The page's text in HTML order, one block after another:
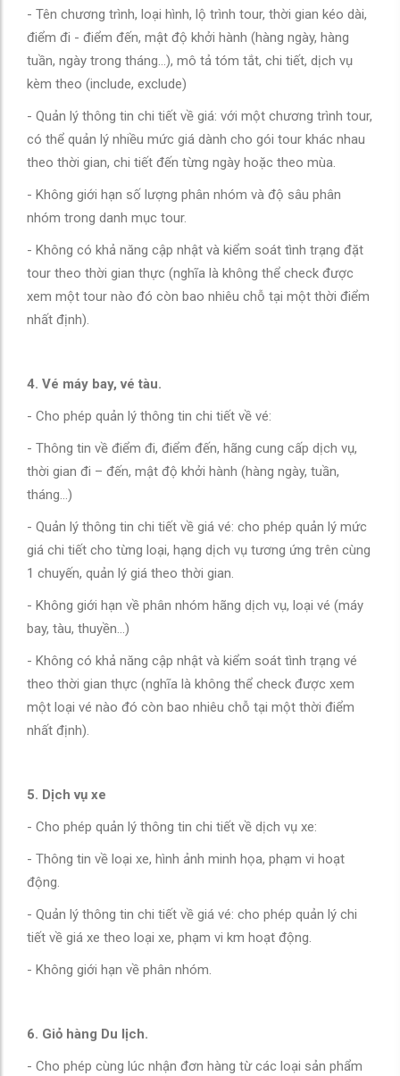
- Tên chương trình, loại hình, lộ trình tour, thời gian kéo dài,
điểm đi - điểm đến, mật độ khởi hành (hàng ngày, hàng
tuần, ngày trong tháng…), mô tả tóm tắt, chi tiết, dịch vụ
kèm theo (include, exclude)
- Quản lý thông tin chi tiết về giá: với một chương trình tour,
có thể quản lý nhiều mức giá dành cho gói tour khác nhau
theo thời gian, chi tiết đến từng ngày hoặc theo mùa.
- Không giới hạn số lượng phân nhóm và độ sâu phân
nhóm trong danh mục tour.
- Không có khả năng cập nhật và kiểm soát tình trạng đặt
tour theo thời gian thực (nghĩa là không thể check được
xem một tour nào đó còn bao nhiêu chỗ tại một thời điểm
nhất định).
4. Vé máy bay, vé tàu.
- Cho phép quản lý thông tin chi tiết về vé:
- Thông tin về điểm đi, điểm đến, hãng cung cấp dịch vụ,
thời gian đi – đến, mật độ khởi hành (hàng ngày, tuần,
tháng…)
- Quản lý thông tin chi tiết về giá vé: cho phép quản lý mức
giá chi tiết cho từng loại, hạng dịch vụ tương ứng trên cùng
1 chuyến, quản lý giá theo thời gian.
- Không giới hạn về phân nhóm hãng dịch vụ, loại vé (máy
bay, tàu, thuyền…)
- Không có khả năng cập nhật và kiểm soát tình trạng vé
theo thời gian thực (nghĩa là không thể check được xem
một loại vé nào đó còn bao nhiêu chỗ tại một thời điểm
nhất định).
5. Dịch vụ xe
- Cho phép quản lý thông tin chi tiết về dịch vụ xe:
- Thông tin về loại xe, hình ảnh minh họa, phạm vi hoạt
động.
- Quản lý thông tin chi tiết về giá vé: cho phép quản lý chi
tiết về giá xe theo loại xe, phạm vi km hoạt động.
- Không giới hạn về phân nhóm.
6. Giỏ hàng Du lịch.
- Cho phép cùng lúc nhận đơn hàng từ các loại sản phẩm